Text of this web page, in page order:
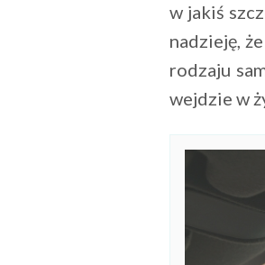
w jakiś
nadzieję,
rodzaju
wejdzie w